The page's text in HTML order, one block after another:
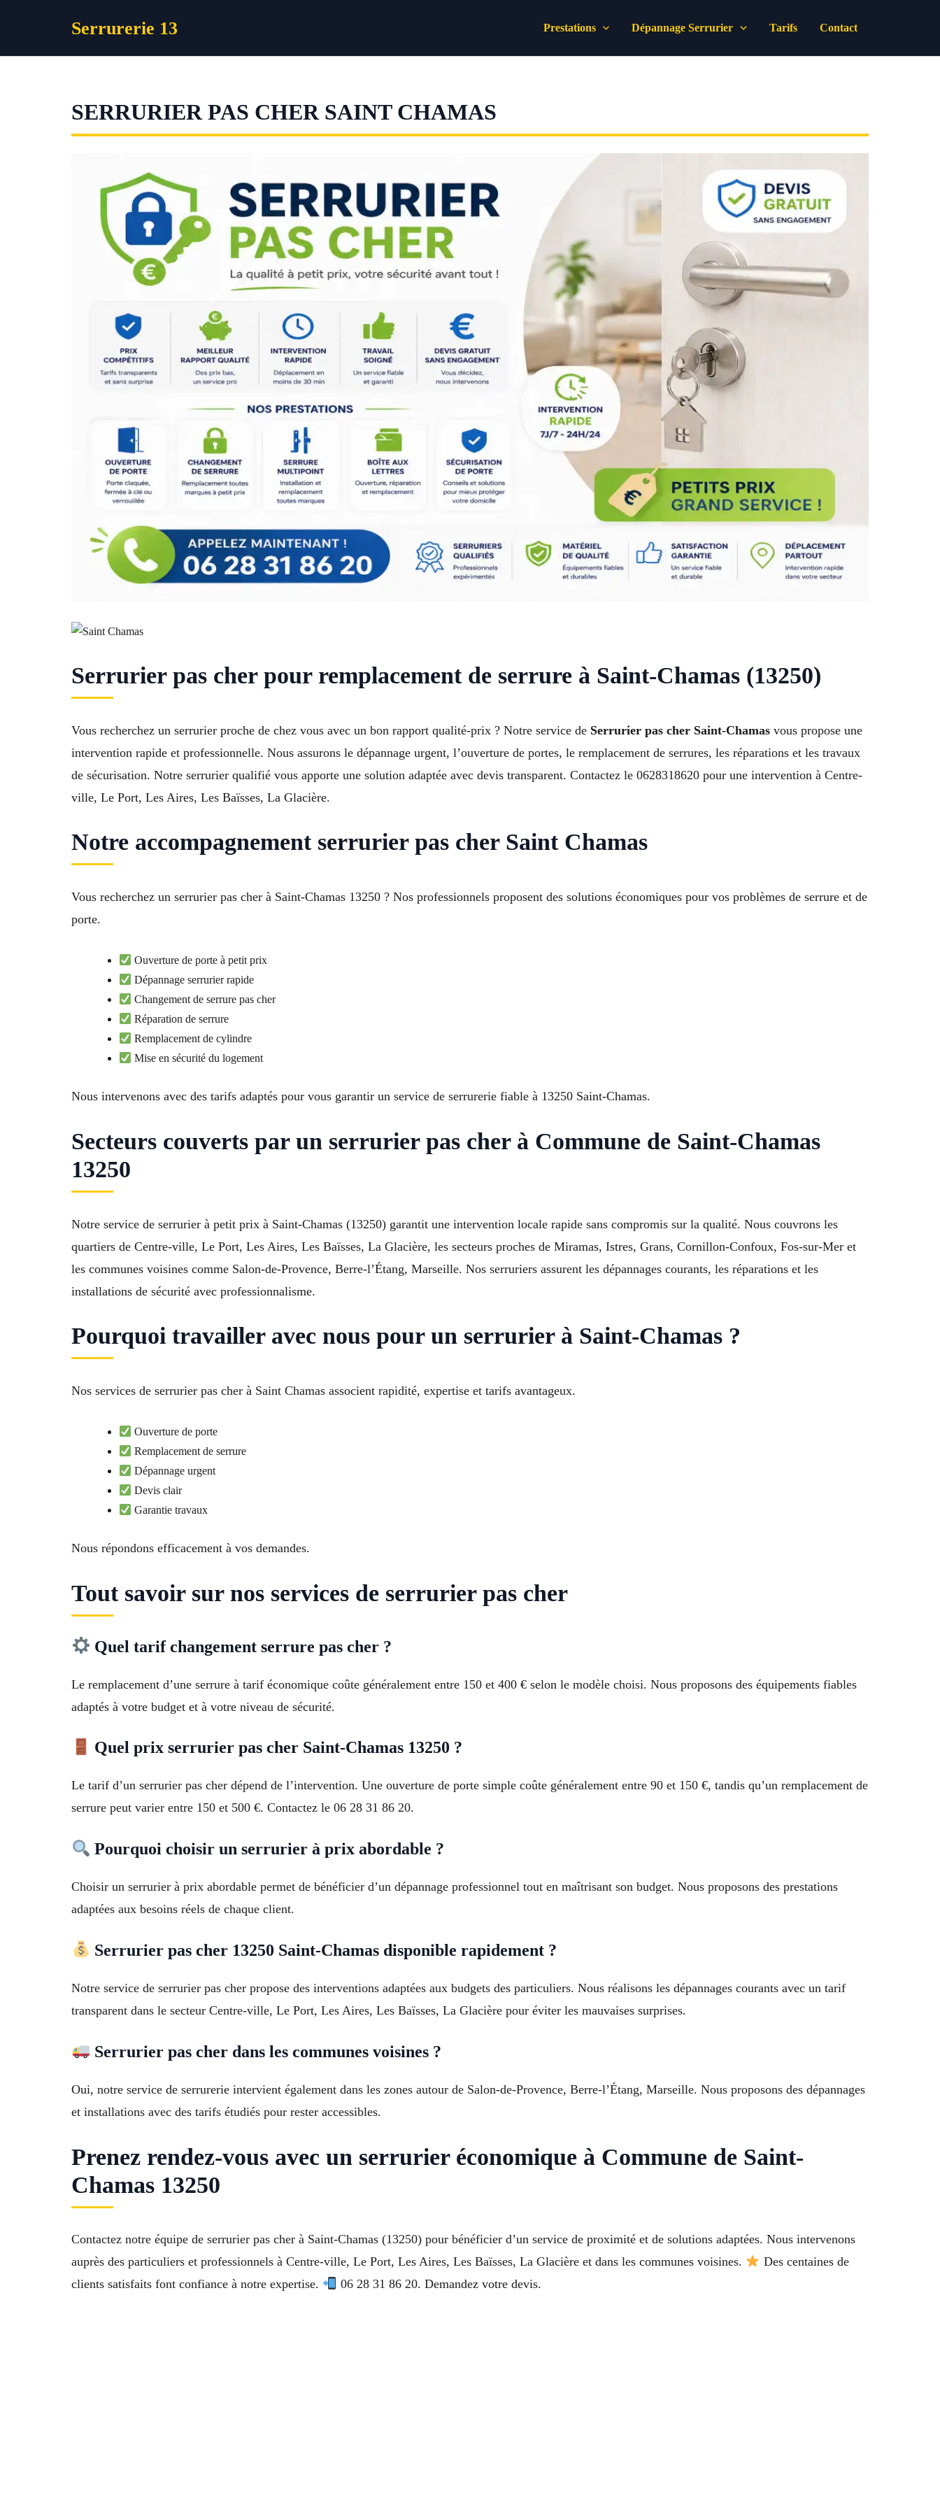
Serrurerie 13 Prestations Dépannage Serrurier Tarifs Contact
SERRURIER PAS CHER SAINT CHAMAS
Serrurier pas cher pour remplacement de serrure à Saint-Chamas (13250)
Vous recherchez un serrurier proche de chez vous avec un bon rapport qualité-prix ? Notre service de Serrurier pas cher Saint-Chamas vous propose une
intervention rapide et professionnelle. Nous assurons le dépannage urgent, l’ouverture de portes, le remplacement de serrures, les réparations et les travaux
de sécurisation. Notre serrurier qualifié vous apporte une solution adaptée avec devis transparent. Contactez le 0628318620 pour une intervention à Centre-
ville, Le Port, Les Aires, Les Baïsses, La Glacière.
Notre accompagnement serrurier pas cher Saint Chamas
Vous recherchez un serrurier pas cher à Saint-Chamas 13250 ? Nos professionnels proposent des solutions économiques pour vos problèmes de serrure et de
porte.
Ouverture de porte à petit prix
Dépannage serrurier rapide
Changement de serrure pas cher
Réparation de serrure
Remplacement de cylindre
Mise en sécurité du logement
Nous intervenons avec des tarifs adaptés pour vous garantir un service de serrurerie fiable à 13250 Saint-Chamas.
Secteurs couverts par un serrurier pas cher à Commune de Saint-Chamas
13250
Notre service de serrurier à petit prix à Saint-Chamas (13250) garantit une intervention locale rapide sans compromis sur la qualité. Nous couvrons les
quartiers de Centre-ville, Le Port, Les Aires, Les Baïsses, La Glacière, les secteurs proches de Miramas, Istres, Grans, Cornillon-Confoux, Fos-sur-Mer et
les communes voisines comme Salon-de-Provence, Berre-l’Étang, Marseille. Nos serruriers assurent les dépannages courants, les réparations et les
installations de sécurité avec professionnalisme.
Pourquoi travailler avec nous pour un serrurier à Saint-Chamas ?
Nos services de serrurier pas cher à Saint Chamas associent rapidité, expertise et tarifs avantageux.
Ouverture de porte
Remplacement de serrure
Dépannage urgent
Devis clair
Garantie travaux
Nous répondons efficacement à vos demandes.
Tout savoir sur nos services de serrurier pas cher
Quel tarif changement serrure pas cher ?
Le remplacement d’une serrure à tarif économique coûte généralement entre 150 et 400 € selon le modèle choisi. Nous proposons des équipements fiables
adaptés à votre budget et à votre niveau de sécurité.
Quel prix serrurier pas cher Saint-Chamas 13250 ?
Le tarif d’un serrurier pas cher dépend de l’intervention. Une ouverture de porte simple coûte généralement entre 90 et 150 €, tandis qu’un remplacement de
serrure peut varier entre 150 et 500 €. Contactez le 06 28 31 86 20.
Pourquoi choisir un serrurier à prix abordable ?
Choisir un serrurier à prix abordable permet de bénéficier d’un dépannage professionnel tout en maîtrisant son budget. Nous proposons des prestations
adaptées aux besoins réels de chaque client.
Serrurier pas cher 13250 Saint-Chamas disponible rapidement ?
Notre service de serrurier pas cher propose des interventions adaptées aux budgets des particuliers. Nous réalisons les dépannages courants avec un tarif
transparent dans le secteur Centre-ville, Le Port, Les Aires, Les Baïsses, La Glacière pour éviter les mauvaises surprises.
Serrurier pas cher dans les communes voisines ?
Oui, notre service de serrurerie intervient également dans les zones autour de Salon-de-Provence, Berre-l’Étang, Marseille. Nous proposons des dépannages
et installations avec des tarifs étudiés pour rester accessibles.
Prenez rendez-vous avec un serrurier économique à Commune de Saint-
Chamas 13250
Contactez notre équipe de serrurier pas cher à Saint-Chamas (13250) pour bénéficier d’un service de proximité et de solutions adaptées. Nous intervenons
auprès des particuliers et professionnels à Centre-ville, Le Port, Les Aires, Les Baïsses, La Glacière et dans les communes voisines.
Des centaines de
clients satisfaits font confiance à notre expertise.
06 28 31 86 20. Demandez votre devis.